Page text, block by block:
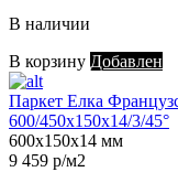
В наличии
В корзину Добавлен
Паркет Елка
600/450х150х14/3/45°
600х150х14 мм
9 459 р/м2